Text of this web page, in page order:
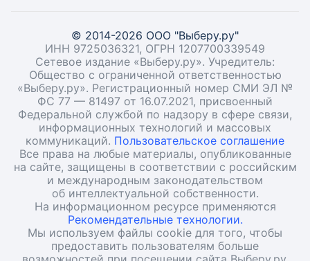
© 2014-2026 ООО "Выберу.ру"
ИНН 9725036321, ОГРН 1207700339549
Сетевое издание «Выберу.ру». Учредитель:
Общество с ограниченной ответственностью
«Выберу.ру». Регистрационный номер СМИ ЭЛ №
ФС 77 — 81497 от 16.07.2021, присвоенный
Федеральной службой по надзору в сфере связи,
информационных технологий и массовых
коммуникаций. Пользовательское соглашение
Все права на любые материалы, опубликованные
на сайте, защищены в соответствии с российским
и международным законодательством
об интеллектуальной собственности.
На информационном ресурсе применяются
Рекомендательные технологии.
Мы используем файлы cookie для того, чтобы
предоставить пользователям больше